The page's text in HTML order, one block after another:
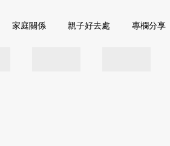
家庭關係 親子好去處 專欄分享